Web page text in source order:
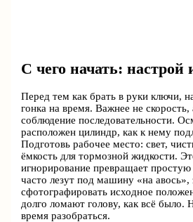
С чего начать: настрой
Перед тем как брать в руки ключи,
гонка на время. Важнее не скорость,
соблюдение последовательности.
расположен цилиндр, как к нему
Подготовь рабочее место: свет,
ёмкость для тормозной жидкости.
игнорирование превращает
часто лезут под машину «на авось»,
сфотографировать исходное
долго ломают голову, как всё было.
время разобраться.